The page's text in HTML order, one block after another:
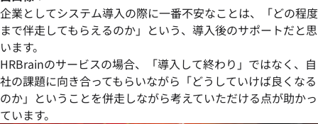
企業としてシステム導入の際に一番不安なことは、「どの程度
まで伴走してもらえるのか」という、導入後のサポートだと思
います。
HRBrainのサービスの場合、「導入して終わり」ではなく、自
社の課題に向き合ってもらいながら「どうしていけば良くなる
のか」ということを併走しながら考えていただける点が助かっ
ています。